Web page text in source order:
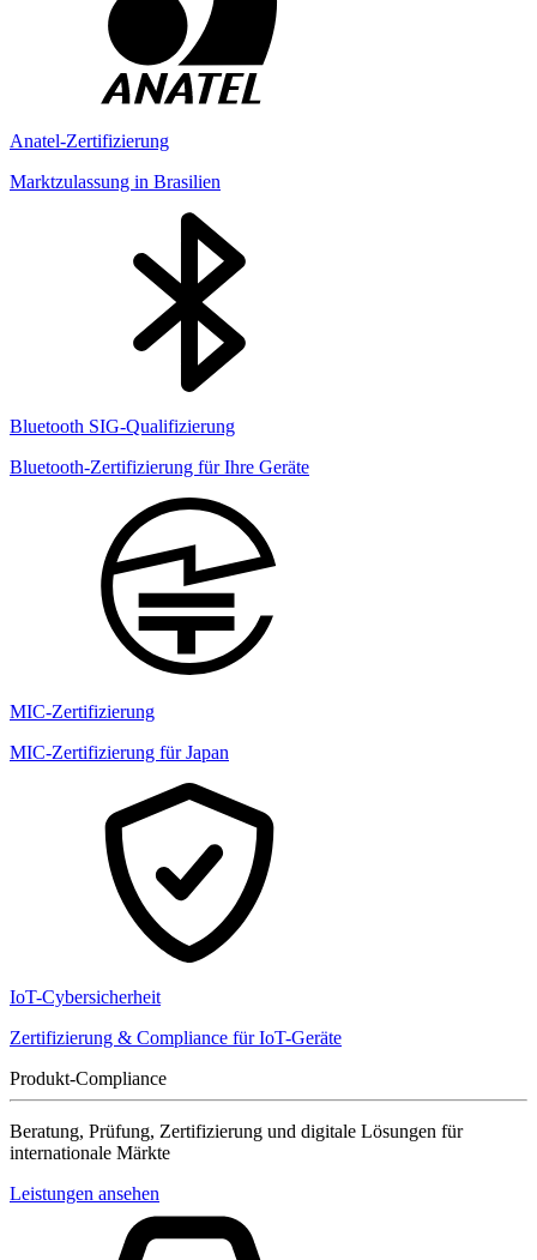
Anatel-Zertifizierung
Marktzulassung in Brasilien
Bluetooth SIG-Qualifizierung
Bluetooth-Zertifizierung für Ihre Geräte
MIC-Zertifizierung
MIC-Zertifizierung für Japan
IoT-Cybersicherheit
Zertifizierung & Compliance für IoT-Geräte
Produkt-Compliance
Beratung, Prüfung, Zertifizierung und digitale Lösungen für
internationale Märkte
Leistungen ansehen